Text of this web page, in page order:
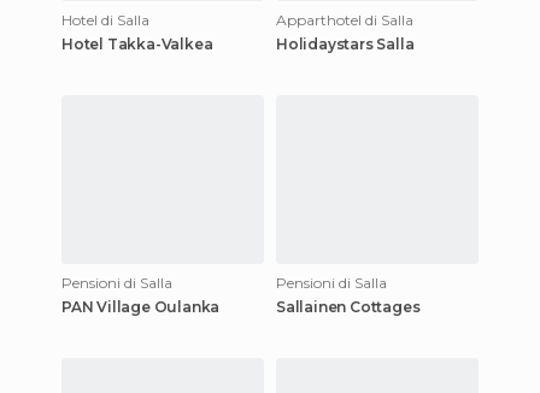
Hotel di Salla
Hotel Takka-Valkea
Apparthotel di Salla
Holidaystars Salla
Pensioni di Salla
PAN Village Oulanka
Pensioni di Salla
Sallainen Cottages